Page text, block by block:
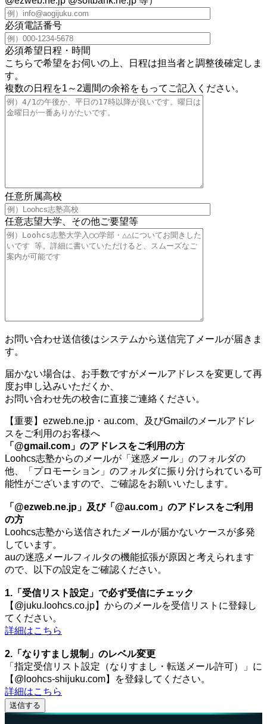
必須電話番号
必須希望日程・時間
こちらで希望をお伺いの上、日程は担当者と調整後確定しま
す。
複数の日程を1～2週間の余裕をもってご記入ください。
任意所属高校
任意志望大学、その他ご要望等
お問い合わせ送信後はシステムから送信完了メールが届きま
す。
届かない場合は、お手数ですがメールアドレスを変更して再
度お申し込みいただくか、
お問い合わせ先の校舎に直接ご連絡ください。
【重要】ezweb.ne.jp・au.com、及びGmailのメールアドレ
スをご利用のお客様へ
「@gmail.com」のアドレスをご利用の方
Loohcs志塾からのメールが「迷惑メール」のフォルダの
他、「プロモーション」のフォルダに振り分けられている可
能性がございますので、ご確認をお願いいたします。
「@ezweb.ne.jp」及び「@au.com」のアドレスをご利用
の方
Loohcs志塾から送信されたメールが届かないケースが多発
しています。
auの迷惑メールフィルタの機能拡張が原因と考えられます
ので、以下の設定をご確認ください。
1.「受信リスト設定」で必ず受信にチェック
【@juku.loohcs.co.jp】からのメールを受信リストに登録し
てください。
詳細はこちら
2.「なりすまし規制」のレベル変更
「指定受信リスト設定（なりすまし・転送メール許可）」に
【@loohcs-shijuku.com】を登録してください。
詳細はこちら